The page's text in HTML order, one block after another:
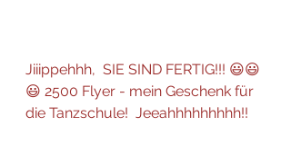
Jiiippehhh,  SIE SIND FERTIG!!! 😃😃
😃 2500 Flyer - mein Geschenk für
die Tanzschule!  Jeeahhhhhhhhh!!